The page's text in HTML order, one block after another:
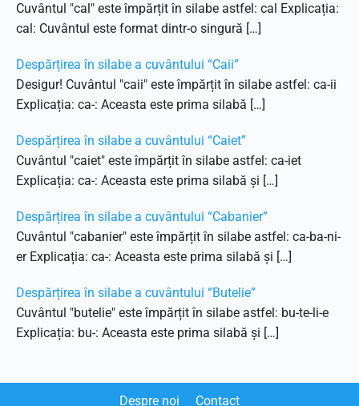
Cuvântul "cal" este împărțit în silabe astfel: cal Explicația:
cal: Cuvântul este format dintr-o singură […]
Despărțirea în silabe a cuvântului “Caii”
Desigur! Cuvântul "caii" este împărțit în silabe astfel: ca-ii
Explicația: ca-: Aceasta este prima silabă […]
Despărțirea în silabe a cuvântului “Caiet”
Cuvântul "caiet" este împărțit în silabe astfel: ca-iet
Explicația: ca-: Aceasta este prima silabă și […]
Despărțirea în silabe a cuvântului “Cabanier”
Cuvântul "cabanier" este împărțit în silabe astfel: ca-ba-ni-
er Explicația: ca-: Aceasta este prima silabă și […]
Despărțirea în silabe a cuvântului “Butelie”
Cuvântul "butelie" este împărțit în silabe astfel: bu-te-li-e
Explicația: bu-: Aceasta este prima silabă și […]
Despre noi Contact